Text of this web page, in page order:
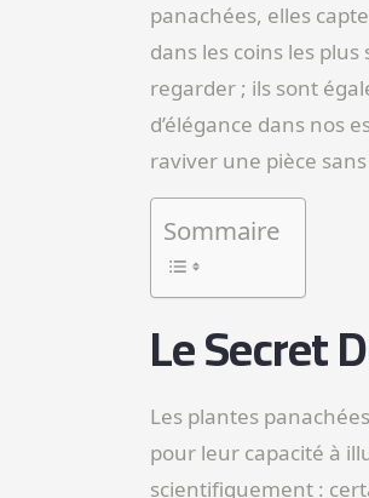
panachées, elles
dans les coins les
regarder ; ils sont
d’élégance dans nos
raviver une pièce
Sommaire
Le Secret
Les plantes
pour leur capacité à
scientifiquement :